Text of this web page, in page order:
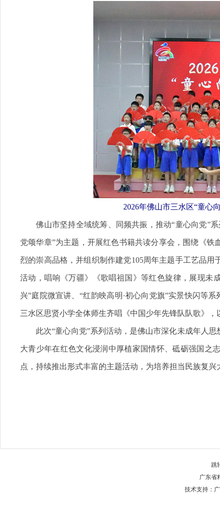
2026年佛山市三水区“童心
佛山市坚持全域统筹、同频共振，推动“童心向党”系
党颂华章”为主题，开展红色书籍共读分享会，围绕《
烈的崇高品格，并组织制作建党105周年主题手工艺品
活动，唱响《万疆》《歌唱祖国》等红色旋律，展现未
兴”庭院微宣讲、“红韵映高明·初心向党旗”实景快闪等
三水区思贤小学全体师生齐唱《中国少年先锋队队歌》
此次“童心向党”系列活动，是佛山市深化未成年人思
大青少年在红色文化浸润中厚植家国情怀、砥砺强国之
点，持续推出形式丰富的主题活动，为培养担当民族复
跳
广东省
技术支持：